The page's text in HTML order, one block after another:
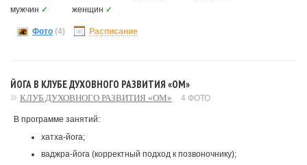
мужчин ✓ женщин ✓
Фото (4) Расписание
ЙОГА В КЛУБЕ ДУХОВНОГО РАЗВИТИЯ «ОМ»
КЛУБ ДУХОВНОГО РАЗВИТИЯ «ОМ» 4 ФОТО
В программе занятий:
хатха-йога;
ваджра-йога (корректный подход к позвоночнику);